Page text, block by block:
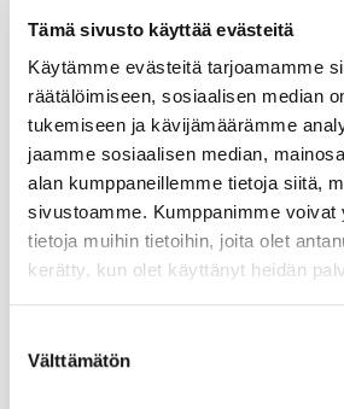
Tämä sivusto käyttää evästeitä
Käytämme evästeitä tarjoamamme
räätälöimiseen, sosiaalisen median
tukemiseen ja kävijämäärämme
jaamme sosiaalisen median,
alan kumppaneillemme tietoja siitä,
sivustoamme. Kumppanimme voivat
tietoja muihin tietoihin, joita olet
kerätty, kun olet käyttänyt heidän
valinta
Välttämätön